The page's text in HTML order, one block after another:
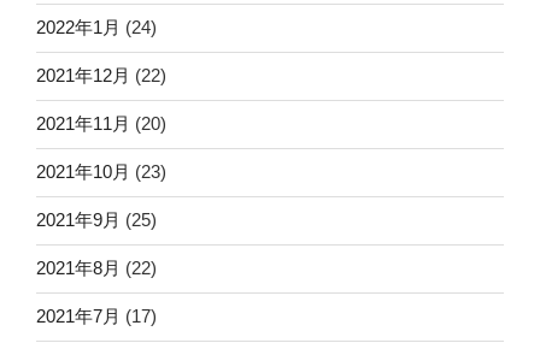
2022年1月 (24)
2021年12月 (22)
2021年11月 (20)
2021年10月 (23)
2021年9月 (25)
2021年8月 (22)
2021年7月 (17)